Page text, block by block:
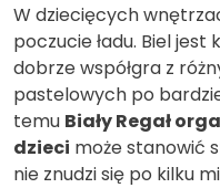
W dziecięcych
poczucie ładu. Biel
dobrze współgra z
pastelowych po
temu Biały Regał
dzieci może stanowić
nie znudzi się po kilku